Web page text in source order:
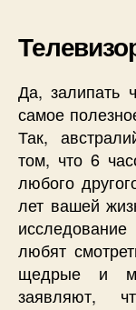
Да, залипать
самое
Так,
том, что 6
любого
лет вашей
любят
щедрые и
заявляют,